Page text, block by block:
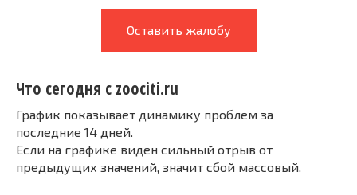
Оставить жалобу
Что сегодня с zoociti.ru
График показывает динамику проблем за
последние 14 дней.
Если на графике виден сильный отрыв от
предыдущих значений, значит сбой массовый.